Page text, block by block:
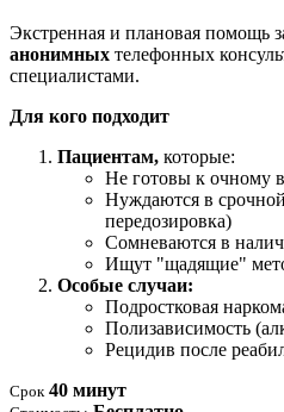
Экстренная и плановая помощь
анонимных телефонных
специалистами.
Для кого подходит
Пациентам, которые:
Не готовы к очному
Нуждаются в
передозировка)
Сомневаются в
Ищут "щадящие"
Особые случаи:
Подростковая
Полизависимость
Рецидив после
Срок 40 минут